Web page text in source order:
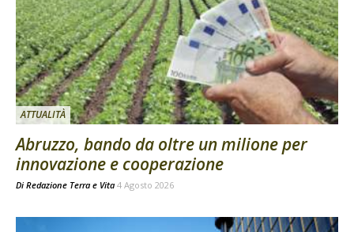
ATTUALITÀ
Abruzzo, bando da oltre un milione per
innovazione e cooperazione
Di Redazione Terra e Vita 4 Agosto 2026